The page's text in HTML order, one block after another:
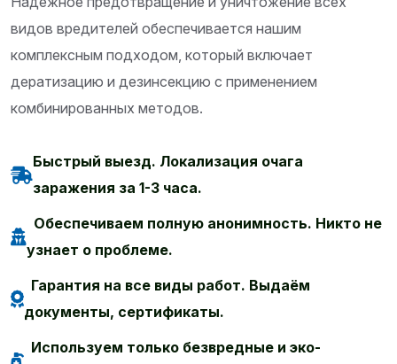
видов вредителей обеспечивается нашим
комплексным подходом, который включает
дератизацию и дезинсекцию с применением
комбинированных методов.
Быстрый выезд. Локализация очага
заражения за 1-3 часа.
Обеспечиваем полную анонимность. Никто не
узнает о проблеме.
Гарантия на все виды работ. Выдаём
документы, сертификаты.
Используем только безвредные и эко-